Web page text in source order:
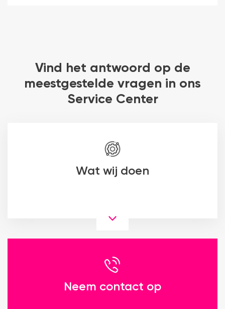
Vind het antwoord op de
meestgestelde vragen in ons
Service Center
Wat wij doen
Neem contact op